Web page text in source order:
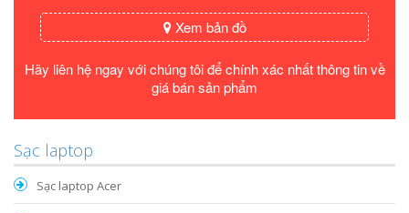
Xem bản đồ
Hãy liên hệ ngay với chúng tôi để chính xác nhất thông tin về
giá bán sản phẩm
Sạc laptop
Sạc laptop Acer